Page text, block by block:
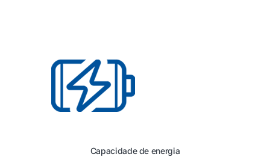
Capacidade de energia